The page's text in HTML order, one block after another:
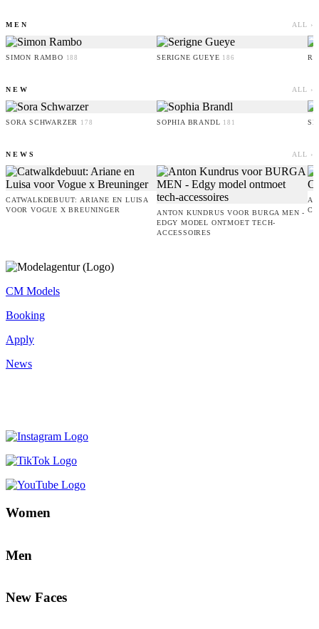
MEN ALL ›
SIMON RAMBO 188 SERIGNE GUEYE 186
NEW ALL ›
SORA SCHWARZER 178 SOPHIA BRANDL 181
NEWS ALL ›
CATWALKDEBUUT: ARIANE EN LUISA
VOOR VOGUE X BREUNINGER
ANTON KUNDRUS VOOR BURGA MEN -
EDGY MODEL ONTMOET TECH-
ACCESSOIRES
CM Models
Booking
Apply
News
Women
Men
New Faces